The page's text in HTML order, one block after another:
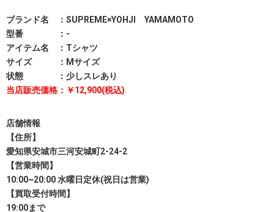
ブランド名 ：SUPREME×YOHJI YAMAMOTO
型番 ：-
アイテム名 ：Tシャツ
サイズ ：Mサイズ
状態 ：少しスレあり
当店販売価格：￥12,900(税込)
店舗情報
【住所】
愛知県安城市三河安城町2-24-2
【営業時間】
10:00~20:00 水曜日定休(祝日は営業)
【買取受付時間】
19:00まで